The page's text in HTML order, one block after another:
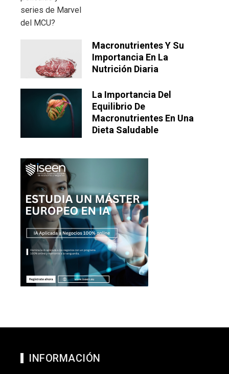
Macronutrientes Y Su
Importancia En La
Nutrición Diaria
La Importancia Del
Equilibrio De
Macronutrientes En Una
Dieta Saludable
INFORMACIÓN